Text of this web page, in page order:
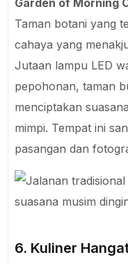
Garden of Morning
Taman botani yang
cahaya yang
Jutaan lampu LED
pepohonan, taman
menciptakan
mimpi. Tempat ini
pasangan dan
6. Kuliner